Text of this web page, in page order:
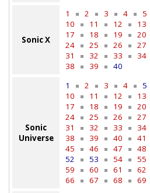
Sonic X
1 2 3 4 5
10
11 12 13
17
18 19 20
24
25 26 27
31
32 33 34
38
39 40
Sonic
Universe
1 2 3 4 5
10
11 12 13
17
18 19 20
24
25 26 27
31
32 33 34
38
39 40 41
45
46 47 48
52
53 54 55
59
60 61 62
66
67 68 69